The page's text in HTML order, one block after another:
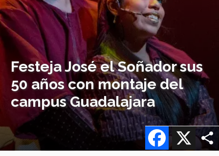
Festeja José el Soñador sus
50 años con montaje del
campus Guadalajara
X
Facebook